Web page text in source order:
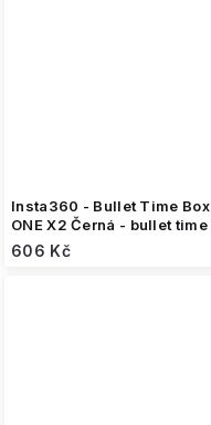
Insta360 - Bullet Time Box
ONE X2 Černá - bullet time
606 Kč